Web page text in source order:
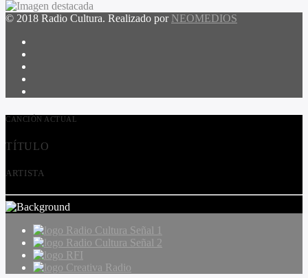
© 2018 Radio Cultura. Realizado por NEOMEDIOS
CANCIÓN ACTUAL
TÍTULO
ARTISTA
Radio Cultura Señal 1
Radio Cultura Señal 2
RFI
Creativa Radio